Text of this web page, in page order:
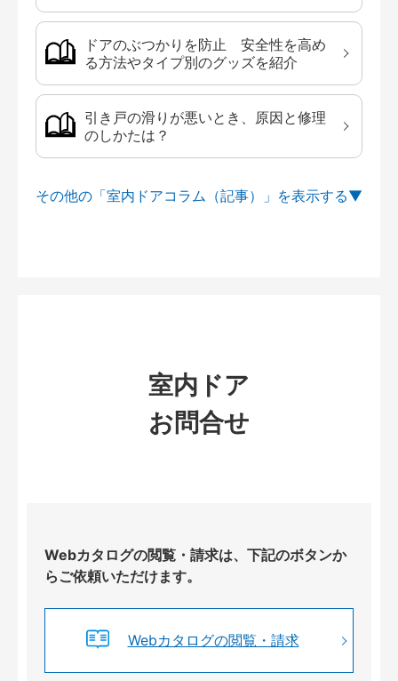
ドアのぶつかりを防止 安全性を高め
る方法やタイプ別のグッズを紹介
引き戸の滑りが悪いとき、原因と修理
のしかたは？
その他の「室内ドアコラム（記事）」を
室内ドア
お問合せ
Webカタログの閲覧・請求は、下記のボタンか
らご依頼いただけます。
Webカタログの閲覧・請求